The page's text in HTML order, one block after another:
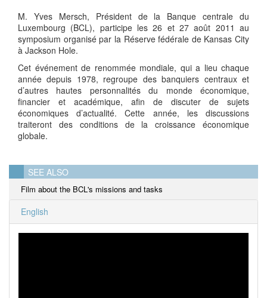
M. Yves Mersch, Président de la Banque centrale du
Luxembourg (BCL), participe les 26 et 27 août 2011 au
symposium organisé par la Réserve fédérale de Kansas City
à Jackson Hole.
Cet événement de renommée mondiale, qui a lieu chaque
année depuis 1978, regroupe des banquiers centraux et
d’autres hautes personnalités du monde économique,
financier et académique, afin de discuter de sujets
économiques d’actualité. Cette année, les discussions
traiteront des conditions de la croissance économique
globale.
SEE ALSO
Film about the BCL's missions and tasks
English